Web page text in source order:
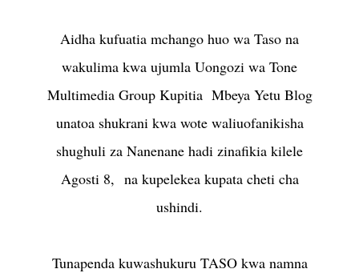
Aidha kufuatia mchango huo wa Taso na
wakulima kwa ujumla Uongozi wa Tone
Multimedia Group Kupitia Mbeya Yetu Blog
unatoa shukrani kwa wote waliuofanikisha
shughuli za Nanenane hadi zinafikia kilele
Agosti 8, na kupelekea kupata cheti cha
ushindi.
Tunapenda kuwashukuru TASO kwa namna